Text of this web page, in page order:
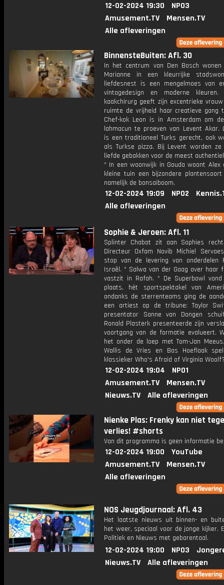
12-02-2024 19:30
NPO3
Amusement.TV
Mensen.TV
Alle afleveringen
BinnensteBuiten: Afl. 30
In het centrum van Den Bosch
Marianne in een kleurrijke
liefdesnest is een mengelmoes van
vintagedesign en moderne
kaakchirurg geeft zijn excentrieke
ruimte de vrijheid haar creatieve gang
Chef-kok Leon is in Amsterdam om
lahmacun te proeven van Levent Akar.
is een traditioneel Turks gerecht, ook
als Turkse pizza. Bij Levent worden
liefde gebakken voor de meest
* In een woonwijk in Gouda woont Alex
kleine tuin een bijzondere
namelijk de bonsaiboom.
12-02-2024 19:09 NPO2
Alle afleveringen
Sophie & Jeroen: Afl. 11
Splinter Chabot zit aan Sophies
Directeur Oxfam Novib Michiel
stop van de levering van onderdelen
Israël. * Salwa van der Gaag over haar
vastzit in Rafah. * De Superbowl vond
plaats, hét sportspektakel van
ondanks de sterrenteams ging de
een artiest op de tribune: Taylor
presentator Sanne van Dongen
Ronald Plasterk presenteerde zijn
voortgang van de formatie evalueert.
het onder de loep met Tom-Jan
Wallis de Vries en Bas Hoeflaak
klassieker Who's Afraid of Virginia
12-02-2024 19:04
NPO1
Amusement.TV
Mensen.TV
Nieuws.TV
Alle afleveringen
Nienke Plas: Frenky kan niet
verlies! #shorts
Van dit programma is geen informatie
12-02-2024 19:00
YouTube
Amusement.TV
Mensen.TV
Alle afleveringen
NOS Jeugdjournaal: Afl. 43
Het laatste nieuws uit binnen- en
het weer, speciaal voor de jonge kijker.
Politiek en Nieuws met gebarentaal.
12-02-2024 19:00 NPO3
Nieuws.TV
Alle afleveringen